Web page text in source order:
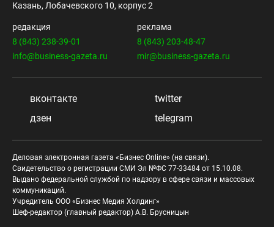
Казань, Лобачевского 10, корпус 2
редакция
8 (843) 238-39-01
info@business-gazeta.ru
реклама
8 (843) 203-48-47
mir@business-gazeta.ru
вконтакте
twitter
дзен
telegram
Деловая электронная газета «Бизнес Online» (на связи).
Свидетельство о регистрации СМИ Эл №ФС 77-33484 от 15.10.08.
Выдано федеральной службой по надзору в сфере связи и массовых
коммуникаций.
Учредитель ООО «Бизнес Медия Холдинг»
Шеф-редактор (главный редактор) А.В. Брусницын